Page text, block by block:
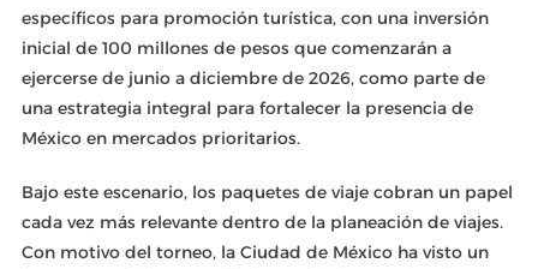
específicos para promoción turística, con una inversión
inicial de 100 millones de pesos que comenzarán a
ejercerse de junio a diciembre de 2026, como parte de
una estrategia integral para fortalecer la presencia de
México en mercados prioritarios.
Bajo este escenario, los paquetes de viaje cobran un papel
cada vez más relevante dentro de la planeación de viajes.
Con motivo del torneo, la Ciudad de México ha visto un